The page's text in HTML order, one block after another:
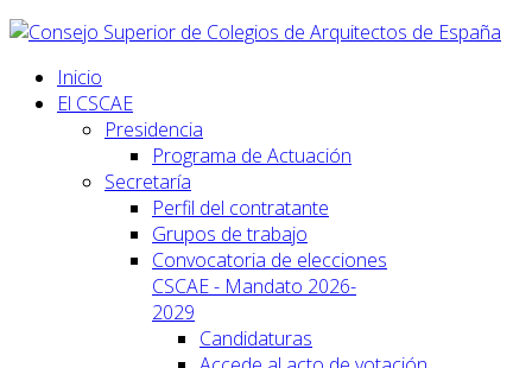
Inicio
El CSCAE
Presidencia
Programa de Actuación
Secretaría
Perfil del contratante
Grupos de trabajo
Convocatoria de elecciones
CSCAE - Mandato 2026-
2029
Candidaturas